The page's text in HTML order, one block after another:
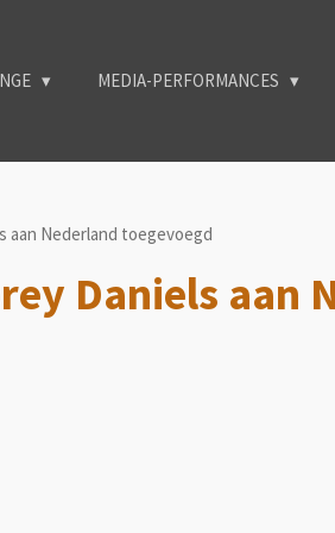
MEDIA-PERFORMANCES
aan Nederland toegevoegd
Daniels aan